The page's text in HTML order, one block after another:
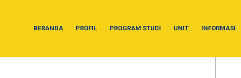
BERANDA PROFIL PROGRAM STUDI UNIT INFORMASI